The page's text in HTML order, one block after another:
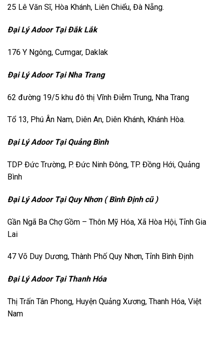
25 Lê Văn Sĩ, Hòa Khánh, Liên Chiểu, Đà Nẵng.
Đại Lý Adoor Tại Đắk Lắk
176 Y Ngông, Cưmgar, Daklak
Đại Lý Adoor Tại Nha Trang
62 đường 19/5 khu đô thị Vĩnh Điễm Trung, Nha Trang
Tổ 13, Phú Ân Nam, Diên An, Diên Khánh, Khánh Hòa.
Đại Lý Adoor Tại Quảng Bình
TDP Đức Trường, P. Đức Ninh Đông, TP. Đồng Hới, Quảng
Bình
Đại Lý Adoor Tại Quy Nhơn ( Bình Định cũ )
Gần Ngã Ba Chợ Gồm – Thôn Mỹ Hóa, Xã Hòa Hội, Tỉnh Gia
Lai
47 Võ Duy Dương, Thành Phố Quy Nhơn, Tỉnh Bình Định
Đại Lý Adoor Tại Thanh Hóa
Thị Trấn Tân Phong, Huyện Quảng Xương, Thanh Hóa, Việt
Nam